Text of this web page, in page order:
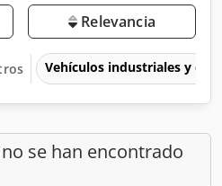
Relevancia
Vehículos industriales y
se han encontrado